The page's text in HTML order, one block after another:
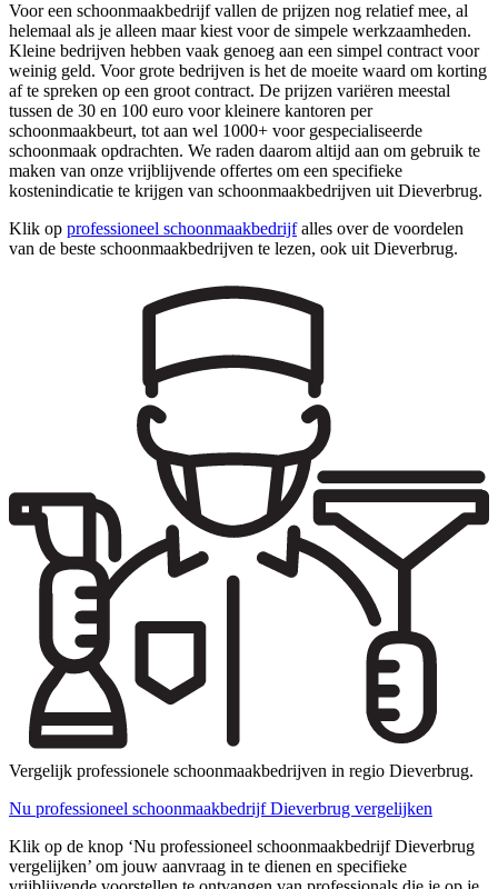
Voor een schoonmaakbedrijf vallen de prijzen nog relatief mee, al
helemaal als je alleen maar kiest voor de simpele werkzaamheden.
Kleine bedrijven hebben vaak genoeg aan een simpel contract voor
weinig geld. Voor grote bedrijven is het de moeite waard om korting
af te spreken op een groot contract. De prijzen variëren meestal
tussen de 30 en 100 euro voor kleinere kantoren per
schoonmaakbeurt, tot aan wel 1000+ voor gespecialiseerde
schoonmaak opdrachten. We raden daarom altijd aan om gebruik te
maken van onze vrijblijvende offertes om een specifieke
kostenindicatie te krijgen van schoonmaakbedrijven uit Dieverbrug.
Klik op professioneel schoonmaakbedrijfalles over de voordelen
van de beste schoonmaakbedrijven te lezen, ook uit Dieverbrug.
Vergelijk professionele schoonmaakbedrijven in regio Dieverbrug.
Nu professioneel schoonmaakbedrijf Dieverbrug vergelijken
Klik op de knop ‘Nu professioneel schoonmaakbedrijf Dieverbrug
vergelijken’ om jouw aanvraag in te dienen en specifieke